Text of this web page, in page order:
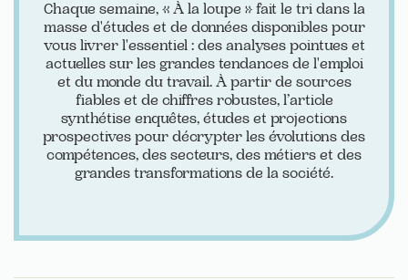
Chaque semaine, « À la loupe » fait le tri dans la
masse d'études et de données disponibles pour
vous livrer l'essentiel : des analyses pointues et
actuelles sur les grandes tendances de l'emploi
et du monde du travail. À partir de sources
fiables et de chiffres robustes, l’article
synthétise enquêtes, études et projections
prospectives pour décrypter les évolutions des
compétences, des secteurs, des métiers et des
grandes transformations de la société.